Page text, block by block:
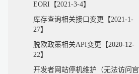
EORI【2021-3-4】
库存查询相关接口变更【2021-1-
27】
脱欧政策相关API变更【2020-12-
22】
开发者网站停机维护（无法访问官